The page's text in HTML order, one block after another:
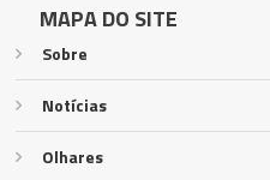
MAPA DO SITE
Sobre
Notícias
Olhares